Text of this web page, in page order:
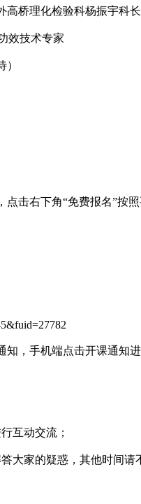
桥理化检验科杨振宇科长
效技术专家
右下角“免费报名”按
手机端点击开课通知进
互动交流；
家的疑惑，其他时间请